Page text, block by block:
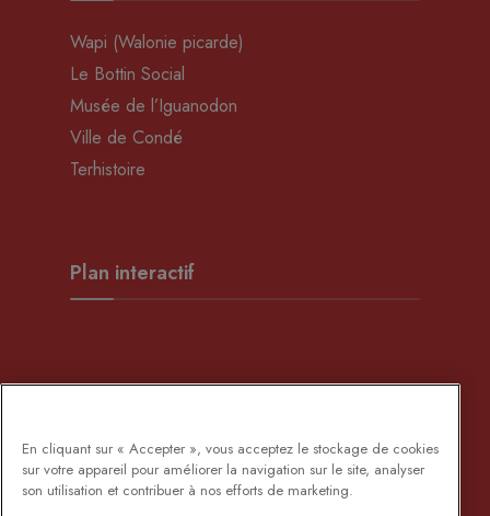
Wapi (Walonie picarde)
Le Bottin Social
Musée de l’Iguanodon
Ville de Condé
Terhistoire
Plan interactif
En cliquant sur « Accepter », vous acceptez le stockage de cookies
sur votre appareil pour améliorer la navigation sur le site, analyser
son utilisation et contribuer à nos efforts de marketing.